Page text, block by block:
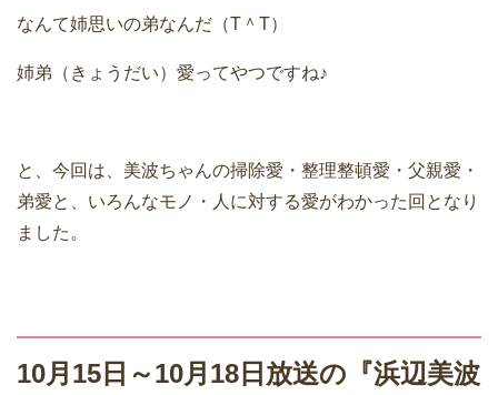
なんて姉思いの弟なんだ（T＾T）
姉弟（きょうだい）愛ってやつですね♪
と、今回は、美波ちゃんの掃除愛・整理整頓愛・父親愛・
弟愛と、いろんなモノ・人に対する愛がわかった回となり
ました。
10月15日～10月18日放送の『浜辺美波